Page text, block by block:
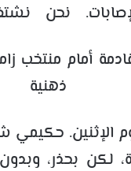
نحن
أمام منتخب
الإثنين.
لكن بحذر،